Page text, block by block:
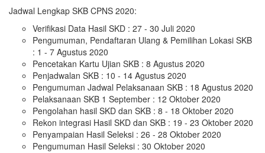
Jadwal Lengkap SKB CPNS 2020:
Verifikasi Data Hasil SKD : 27 - 30 Juli 2020
Pengumuman, Pendaftaran Ulang & Pemilihan Lokasi SKB
: 1 - 7 Agustus 2020
Pencetakan Kartu Ujian SKB : 8 Agustus 2020
Penjadwalan SKB : 10 - 14 Agustus 2020
Pengumuman Jadwal Pelaksanaan SKB : 18 Agustus 2020
Pelaksanaan SKB 1 September : 12 Oktober 2020
Pengolahan hasil SKD dan SKB : 8 - 18 Oktober 2020
Rekon integrasi Hasil SKD dan SKB : 19 - 23 Oktober 2020
Penyampaian Hasil Seleksi : 26 - 28 Oktober 2020
Pengumuman Hasil Seleksi : 30 Oktober 2020